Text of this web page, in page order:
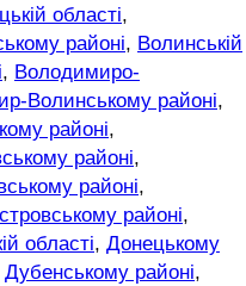
області,
районі, Волинській
, Володимиро-
Волинському районі,
районі,
районі,
районі,
районі,
області, Донецькому
Дубенському районі,